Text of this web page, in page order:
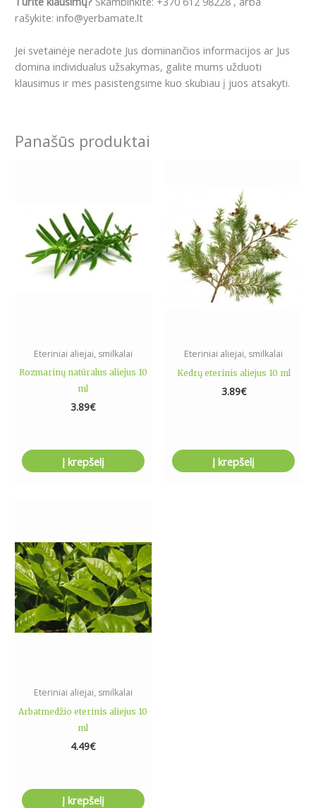
rašykite: info@yerbamate.lt
Jei svetainėje neradote Jus dominančios informacijos ar Jus
domina individualus užsakymas, galite mums užduoti
klausimus ir mes pasistengsime kuo skubiau į juos atsakyti.
Panašūs produktai
Eteriniai aliejai, smilkalai
Rozmarinų natūralus aliejus 10
ml
3.89€
Į krepšelį
Eteriniai aliejai, smilkalai
Kedrų eterinis aliejus 10 ml
3.89€
Į krepšelį
Eteriniai aliejai, smilkalai
Arbatmedžio eterinis aliejus 10
ml
4.49€
Į krepšelį